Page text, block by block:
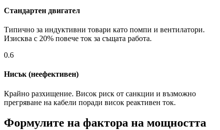
Стандартен двигател
Типично за индуктивни товари като помпи и вентилатори.
Изисква с 20% повече ток за същата работа.
0.6
Нисък (неефективен)
Крайно разхищение. Висок риск от санкции и възможно
прегряване на кабели поради висок реактивен ток.
Формулите на фактора на мощността